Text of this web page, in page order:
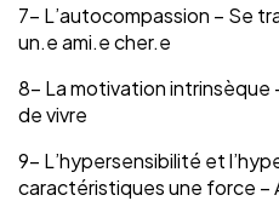
7- L’autocompassion – Se
un.e ami.e cher.e
8- La motivation intrinsèque
de vivre
9- L’hypersensibilité et
caractéristiques une force –